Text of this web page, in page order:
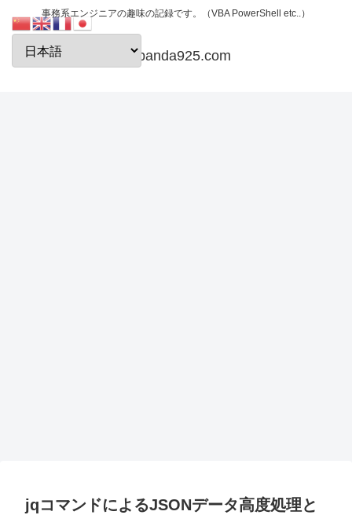
事務系エンジニアの趣味の記録です。（VBA PowerShell etc..）
papanda925.com
jqコマンドによるJSONデータ高度処理と